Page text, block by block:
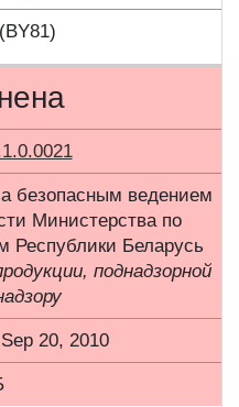
безопасным ведением
Министерства по
Республики Беларусь
поднадзорной
20, 2010